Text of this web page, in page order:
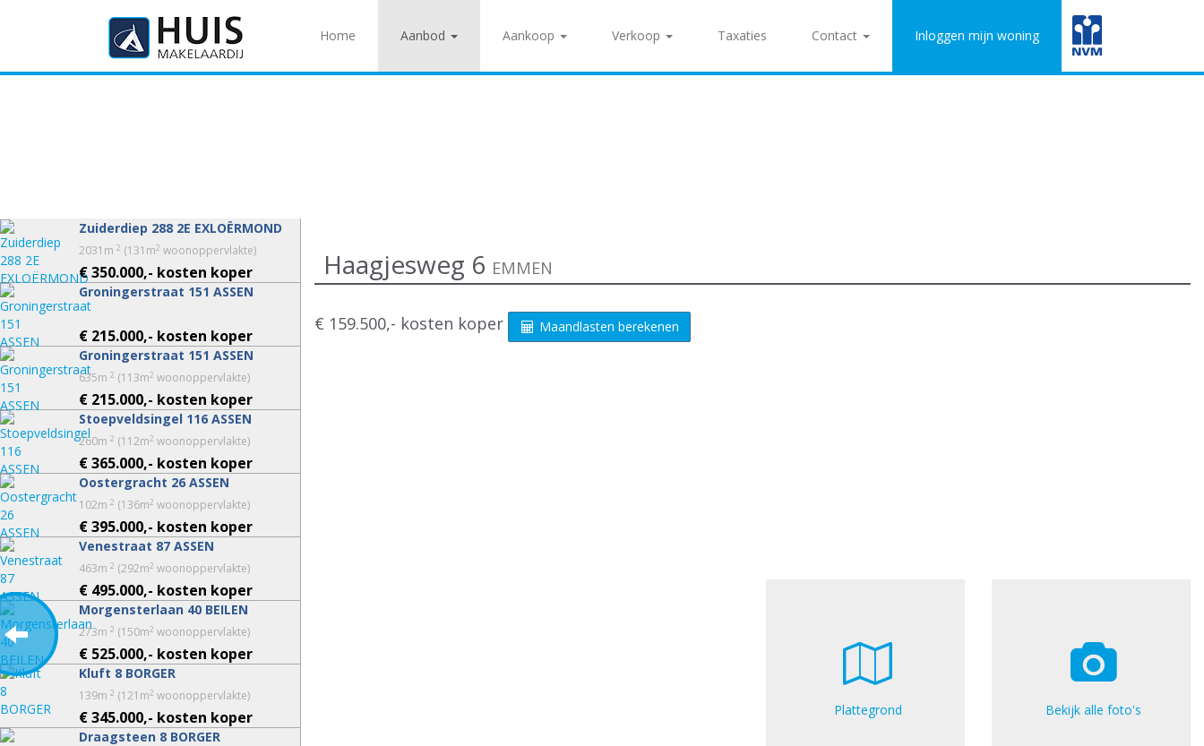
Home Aanbod Aankoop Verkoop Taxaties Contact Inloggen mijn woning
Zuiderdiep 288 2E EXLOËRMOND
2031m 2 (131m2 woonoppervlakte)
€ 350.000,- kosten koper
Groningerstraat 151 ASSEN
€ 215.000,- kosten koper
Groningerstraat 151 ASSEN
635m 2 (113m2 woonoppervlakte)
€ 215.000,- kosten koper
Stoepveldsingel 116 ASSEN
260m 2 (112m2 woonoppervlakte)
€ 365.000,- kosten koper
Oostergracht 26 ASSEN
102m 2 (136m2 woonoppervlakte)
€ 395.000,- kosten koper
Venestraat 87 ASSEN
463m 2 (292m2 woonoppervlakte)
€ 495.000,- kosten koper
Morgensterlaan 40 BEILEN
273m 2 (150m2 woonoppervlakte)
€ 525.000,- kosten koper
Kluft 8 BORGER
139m 2 (121m2 woonoppervlakte)
€ 345.000,- kosten koper
Draagsteen 8 BORGER
Haagjesweg 6 EMMEN
€ 159.500,- kosten koper Maandlasten berekenen
Plattegrond Bekijk alle foto's